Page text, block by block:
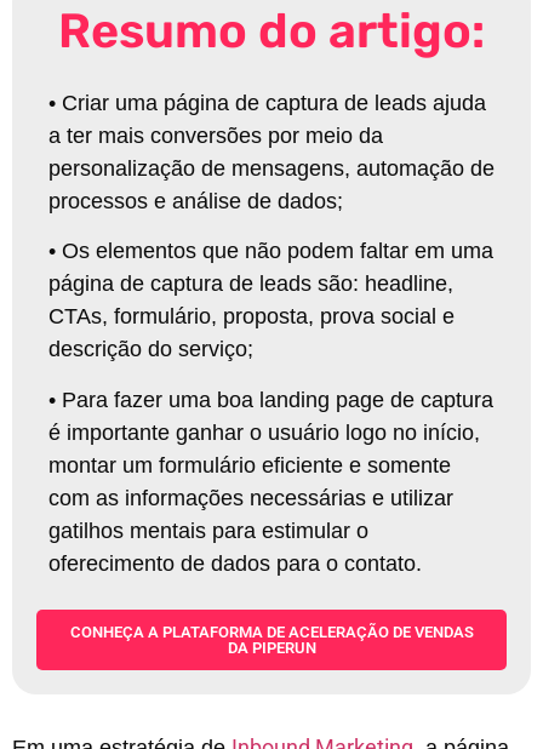
Resumo do artigo:
• Criar uma página de captura de leads ajuda
a ter mais conversões por meio da
personalização de mensagens, automação de
processos e análise de dados;
• Os elementos que não podem faltar em uma
página de captura de leads são: headline,
CTAs, formulário, proposta, prova social e
descrição do serviço;
• Para fazer uma boa landing page de captura
é importante ganhar o usuário logo no início,
montar um formulário eficiente e somente
com as informações necessárias e utilizar
gatilhos mentais para estimular o
oferecimento de dados para o contato.
CONHEÇA A PLATAFORMA DE ACELERAÇÃO DE VENDAS
DA PIPERUN